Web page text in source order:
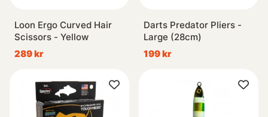
Loon Ergo Curved Hair
Scissors - Yellow
289 kr
Darts Predator Pliers -
Large (28cm)
199 kr